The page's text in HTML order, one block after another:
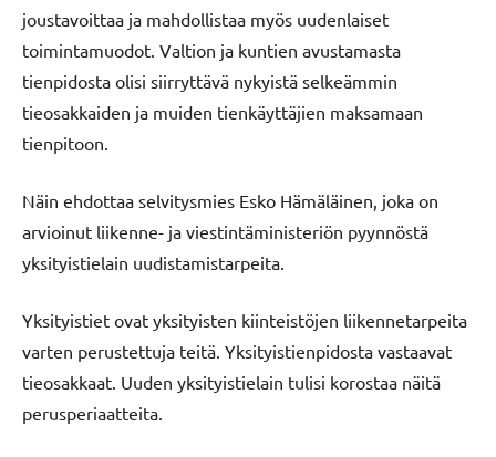
joustavoittaa ja mahdollistaa myös uudenlaiset
toimintamuodot. Valtion ja kuntien avustamasta
tienpidosta olisi siirryttävä nykyistä selkeämmin
tieosakkaiden ja muiden tienkäyttäjien maksamaan
tienpitoon.
Näin ehdottaa selvitysmies Esko Hämäläinen, joka on
arvioinut liikenne- ja viestintäministeriön pyynnöstä
yksityistielain uudistamistarpeita.
Yksityistiet ovat yksityisten kiinteistöjen liikennetarpeita
varten perustettuja teitä. Yksityistienpidosta vastaavat
tieosakkaat. Uuden yksityistielain tulisi korostaa näitä
perusperiaatteita.